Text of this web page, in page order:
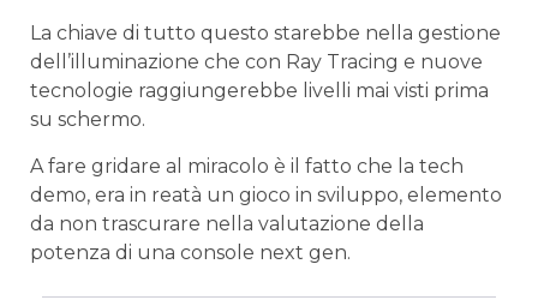
La chiave di tutto questo starebbe nella gestione
dell’illuminazione che con Ray Tracing e nuove
tecnologie raggiungerebbe livelli mai visti prima
su schermo.
A fare gridare al miracolo è il fatto che la tech
demo, era in reatà un gioco in sviluppo, elemento
da non trascurare nella valutazione della
potenza di una console next gen.